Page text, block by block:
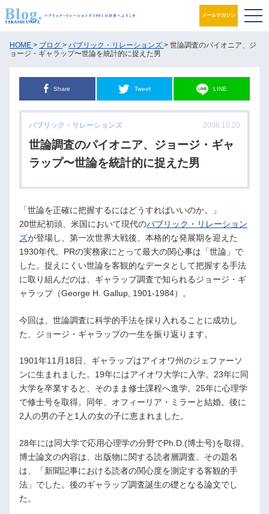
メールマガジン
ブログ
パブリック・リレーションズとは
アカデミック活動
井之上PRグループ
書籍
お問合せ
HOME > ブログ > パブリック・リレーションズ > 世論調査のパイオニア、ジ
ョージ・ギャラップ〜世論を統計的に捉えた男
Share Tweet LINE
パブリック・リレーションズ 2006.10.20
世論調査のパイオニア、ジョージ・ギャ
ラップ〜世論を統計的に捉えた男
「世論を正確に把握するにはどうすればいいのか。」
20世紀初頭、米国において現代のパブリック・リレーション
ズが登場し、第一次世界大戦後、本格的な発展期を迎えた
1930年代。PRの実務家にとって最大の関心事は「世論」で
した。捉えにくい世論を客観的なデータとして把握する手法
に取り組んだのは、ギャラップ調査で知られるジョージ・ギ
ャラップ（George H. Gallup, 1901-1984）。
今回は、世論調査に科学的手法を採り入れることに成功し
た、ジョージ・ギャラップの一生を振り返ります。
1901年11月18日、ギャラップはアイオワ州のジェファーソ
ンに生まれました。19年にはアイオワ大学に入学。23年に同
大学を卒業すると、そのまま修士課程へ進学。25年に心理学
で修士号を取得。同年、オフィーリア・ミラーと結婚。後に
2人の男の子と1人の女の子に恵まれました。
28年には同大学で応用心理学の分野でPh.D.(博士号)を取得。
博士論文の内容は、出版物に関する読者層調査。その題名
は、「新聞記事における読者の関心度を測定する客観的手
法」でした。後のギャラップ調査誕生の礎となる論文でし
た。